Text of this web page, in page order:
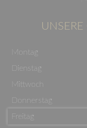
Montag
Dienstag
Mittwoch
Donnerstag
Freitag